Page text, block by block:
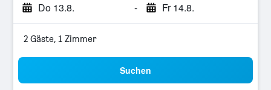
Do 13.8. - Fr 14.8.
2 Gäste, 1 Zimmer
Suchen